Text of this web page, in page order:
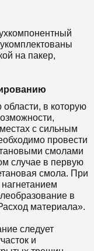
на пакер,
в которую
с сильным
провести
смолами
случае в первую
смола. При
в
материала».
следует
и